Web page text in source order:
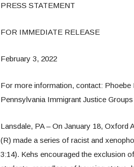
PRESS STATEMENT
FOR IMMEDIATE RELEASE
February 3, 2022
For more information, contact:
Pennsylvania Immigrant Justice
Lansdale, PA – On January 18, Oxford
(R) made a series of racist and
3:14). Kehs encouraged the exclusion